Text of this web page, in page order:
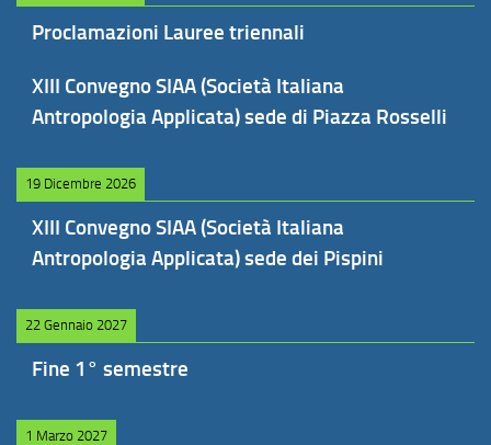
Proclamazioni Lauree triennali
XIII Convegno SIAA (Società Italiana
Antropologia Applicata) sede di Piazza Rosselli
19 Dicembre 2026
XIII Convegno SIAA (Società Italiana
Antropologia Applicata) sede dei Pispini
22 Gennaio 2027
Fine 1° semestre
1 Marzo 2027